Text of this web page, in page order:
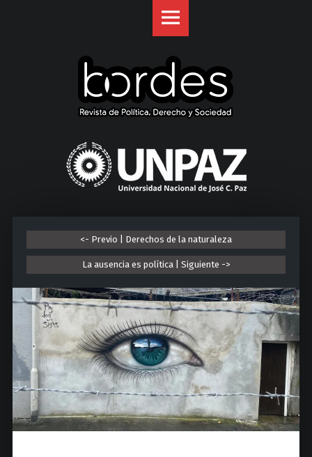
U
n
i
v
r
s
i
d
a
d
N
a
c
i
o
n
<- Previo | Derechos de la naturaleza
La ausencia es política | Siguiente ->